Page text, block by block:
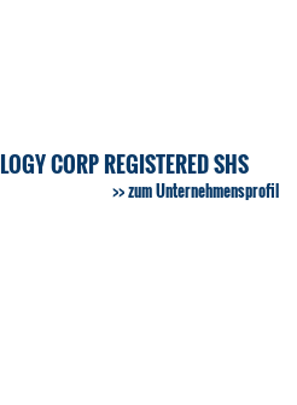
CORP REGISTERED SHS
zum Unternehmensprofil